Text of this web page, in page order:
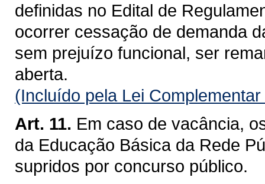
definidas no Edital de
ocorrer cessação de demanda
sem prejuízo funcional, ser
aberta.
(Incluído pela Lei
Art. 11. Em caso de vacância,
da Educação Básica da Rede
supridos por concurso público.